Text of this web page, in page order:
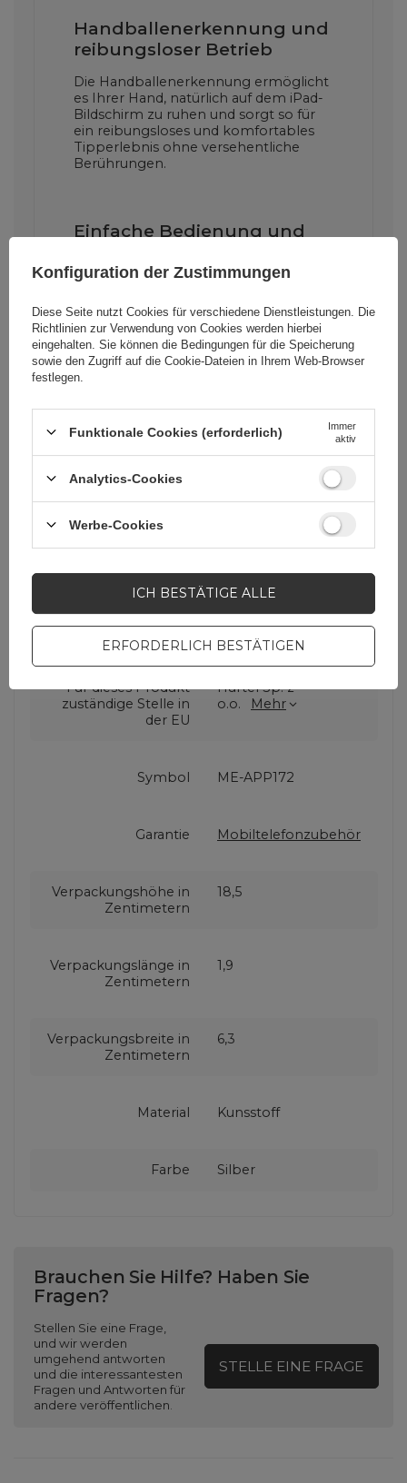
Handballenerkennung und
reibungsloser Betrieb
Die Handballenerkennung ermöglicht
es Ihrer Hand, natürlich auf dem iPad-
Bildschirm zu ruhen und sorgt so für
ein reibungsloses und komfortables
Tipperlebnis ohne versehentliche
Berührungen.
Einfache Bedienung und
Der Stift benötigt keine Bluetooth-
Starten. Eine dreifarbige LED-Anzeige
ermöglicht die einfache Überprüfung
des Ladezustands, und die
automatische Abschaltfunktion hilft,
Energie zu sparen.
Cena sugerowana 32,55 EUR / Stk
Marke Metapen
Für dieses Produkt
zuständige Stelle in
der EU
Hurtel Sp. z
o.o.
Mehr
Symbol ME-APP172
Garantie Mobiltelefonzubehör
Verpackungshöhe in
Zentimetern
18,5
Verpackungslänge in
Zentimetern
1,9
Verpackungsbreite in
Zentimetern
6,3
Material Kunsstoff
Farbe Silber
Brauchen Sie Hilfe? Haben Sie
Fragen?
Stellen Sie eine Frage,
und wir werden
umgehend antworten
und die interessantesten
Fragen und Antworten für
andere veröffentlichen.
STELLE EINE FRAGE
Konfiguration der Zustimmungen
Diese Seite nutzt Cookies für verschiedene Dienstleistungen. Die
Richtlinien zur Verwendung von Cookies werden hierbei
eingehalten. Sie können die Bedingungen für die Speicherung
sowie den Zugriff auf die Cookie-Dateien in Ihrem Web-Browser
festlegen.
Funktionale Cookies (erforderlich)
Immer
aktiv
Analytics-Cookies
Werbe-Cookies
ERFORDERLICH BESTÄTIGEN
ICH BESTÄTIGE ALLE